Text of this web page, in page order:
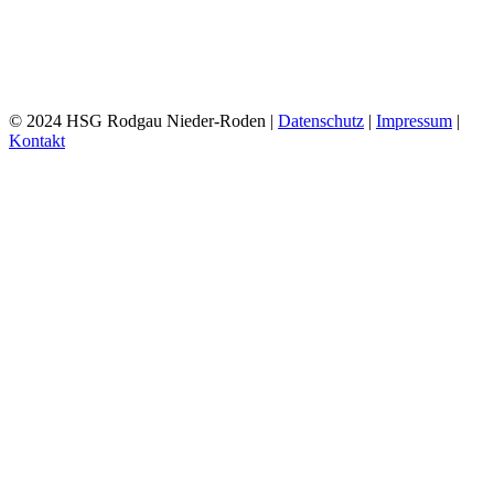
© 2024 HSG Rodgau Nieder-Roden | Datenschutz | Impressum |
Kontakt